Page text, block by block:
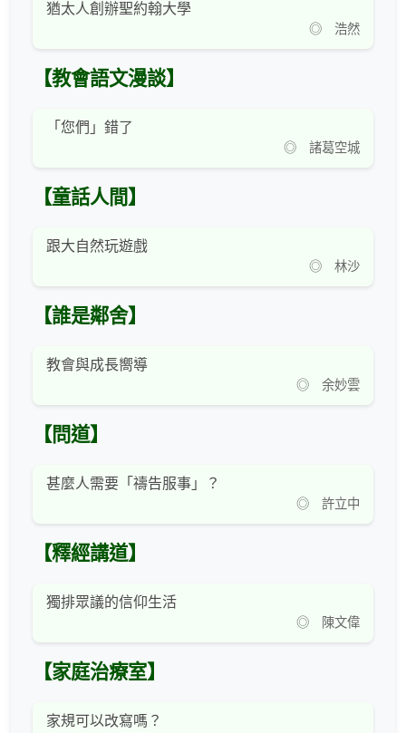
猶太人創辦聖約翰大學
◎ 浩然
【教會語文漫談】
「您們」錯了
◎ 諸葛空城
【童話人間】
跟大自然玩遊戲
◎ 林沙
【誰是鄰舍】
教會與成長嚮導
◎ 余妙雲
【問道】
甚麼人需要「禱告服事」？
◎ 許立中
【釋經講道】
獨排眾議的信仰生活
◎ 陳文偉
【家庭治療室】
家規可以改寫嗎？